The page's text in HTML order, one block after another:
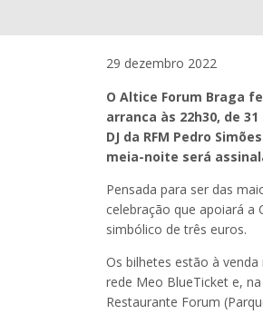
29 dezembro 2022
O Altice Forum Braga
arranca às 22h30, de
DJ da RFM Pedro
meia-noite será
Pensada para ser das
celebração que apoiará a
simbólico de três euros.
Os bilhetes estão à
rede Meo BlueTicket e,
Restaurante Forum